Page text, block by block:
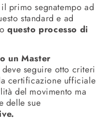
primo segnatempo ad
standard e ad
questo processo di
un Master
seguire otto criteri
certificazione ufficiale
del movimento ma
delle sue